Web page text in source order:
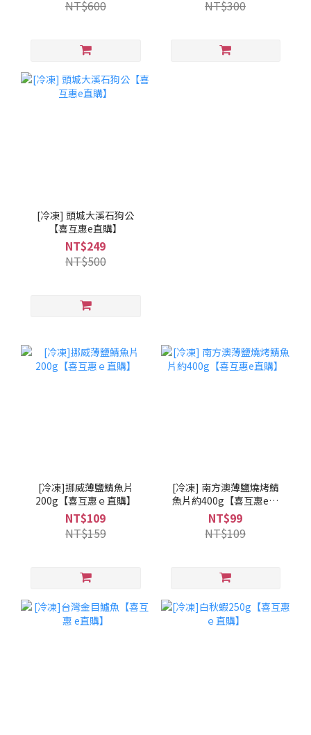
NT$600 NT$300
[冷凍] 頭城大溪石狗公
【喜互惠e直購】
NT$249
NT$500
[冷凍]挪威薄鹽鯖魚片
200g【喜互惠ｅ直購】
NT$109
NT$159
[冷凍] 南方澳薄鹽燒烤鯖
魚片約400g【喜互惠e直
購】
NT$99
NT$109